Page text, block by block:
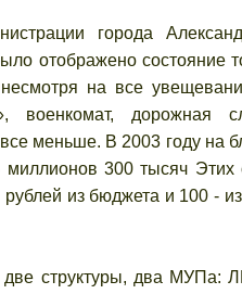
города
отображено состояние
несмотря на все
военкомат, дорожная
меньше. В 2003 году на
300 тысяч Этих
из бюджета и 100 -
две структуры, два МУПа: